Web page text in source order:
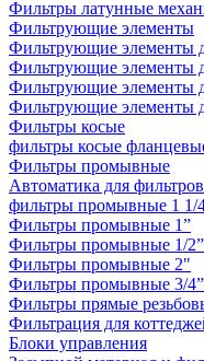
Фильтры латунные
Фильтрующие элементы
Фильтрующие элементы
Фильтрующие элементы
Фильтрующие элементы
Фильтрующие элементы
Фильтры косые
фильтры косые
Фильтры промывные
Автоматика для
фильтры промывные 1 1/
Фильтры промывные 1”
Фильтры промывные 1/2”
Фильтры промывные 2"
Фильтры промывные 3/4”
Фильтры прямые
Фильтрация для
Блоки управления